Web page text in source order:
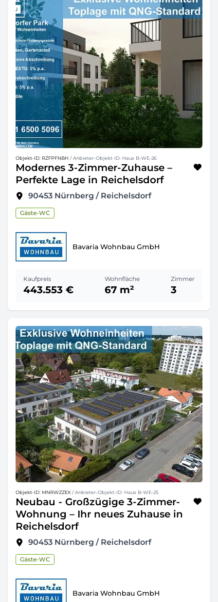
Objekt-ID: RZFPFNBH / Anbieter-Objekt-ID: Haus B-WE-26
Modernes 3-Zimmer-Zuhause –
Perfekte Lage in Reichelsdorf
90453 Nürnberg / Reichelsdorf
Gäste-WC
Bavaria Wohnbau GmbH
Kaufpreis
443.553 €
Wohnfläche
67 m²
Zimmer
3
Objekt-ID: MNRWZZEX / Anbieter-Objekt-ID: Haus B-WE-25
Neubau - Großzügige 3-Zimmer-
Wohnung – Ihr neues Zuhause in
Reichelsdorf
90453 Nürnberg / Reichelsdorf
Gäste-WC
Bavaria Wohnbau GmbH